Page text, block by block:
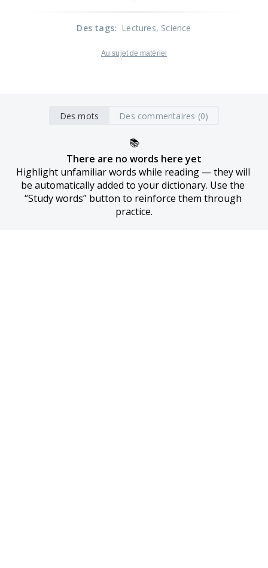
Des tags: Lectures, Science
Au sujet de matériel
Des mots Des commentaires (0)
📚
There are no words here yet
Highlight unfamiliar words while reading — they will
be automatically added to your dictionary. Use the
“Study words” button to reinforce them through
practice.